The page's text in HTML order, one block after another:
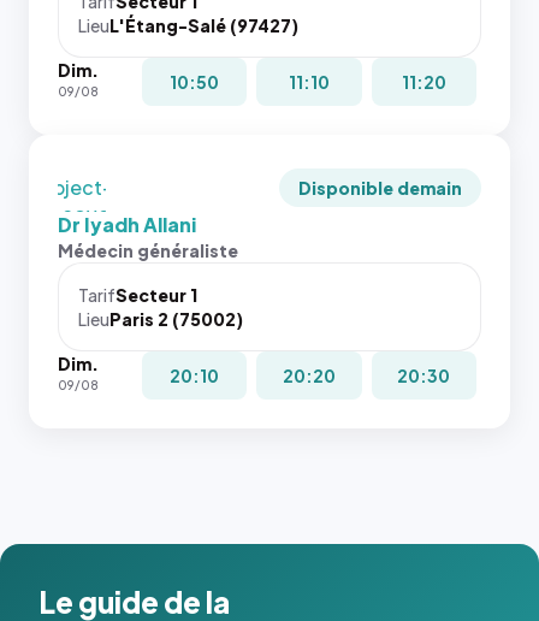
LieuL'Étang-Salé (97427)
Dim.
09/08 10:50 11:10 11:20
toutes les
puisque la
`object-
fit: cover`.
Sans ces
navigateur
pas la
place, et
Disponible demain
Dr Iyadh Allani
Médecin généraliste
TarifSecteur 1
LieuParis 2 (75002)
Dim.
09/08 20:10 20:20 20:30
Le guide de la